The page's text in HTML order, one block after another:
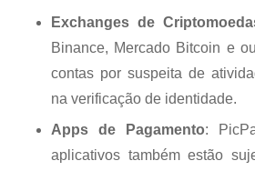
Exchanges de
Binance, Mercado Bitcoin e
contas por suspeita de
na verificação de identidade.
Apps de Pagamento:
aplicativos também estão